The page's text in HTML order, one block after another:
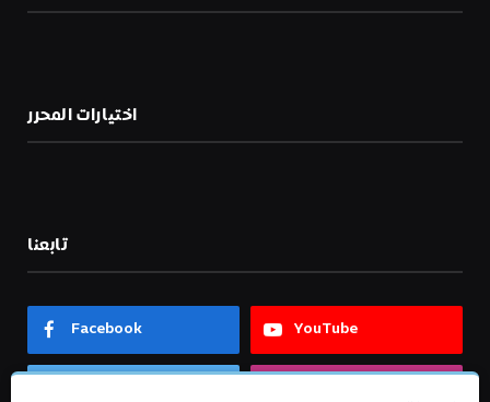
اختيارات المحرر
تابعنا
Facebook YouTube